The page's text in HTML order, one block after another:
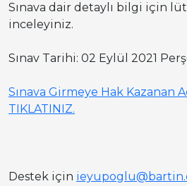
Sınava dair detaylı bilgi için
inceleyiniz.
Sınav Tarihi: 02 Eylül 2021
Sınava Girmeye Hak Kazanan
TIKLATINIZ.
Destek için